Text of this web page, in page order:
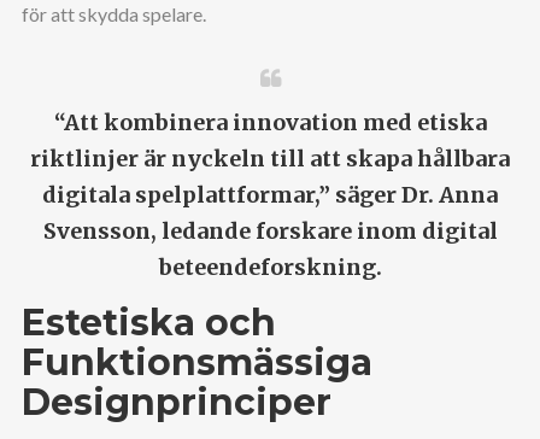
för att skydda spelare.
“Att kombinera innovation med etiska
riktlinjer är nyckeln till att skapa hållbara
digitala spelplattformar,” säger Dr. Anna
Svensson, ledande forskare inom digital
beteendeforskning.
Estetiska och
Funktionsmässiga
Designprinciper